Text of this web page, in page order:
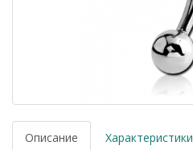
Описание Характеристики